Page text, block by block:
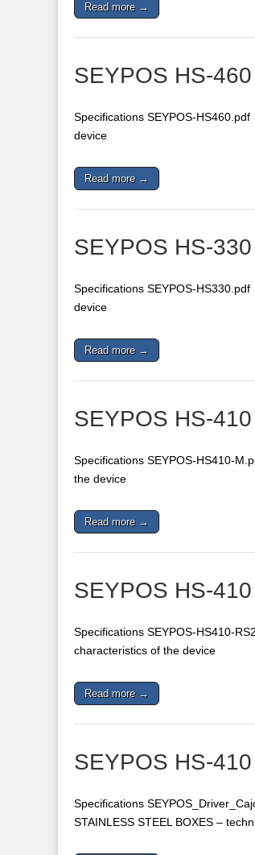
Read more →
SEYPOS HS-
Specifications SEYPOS-
device
Read more →
SEYPOS HS-
Specifications SEYPOS-
device
Read more →
SEYPOS HS-
Specifications SEYPOS-HS410-
the device
Read more →
SEYPOS HS-
Specifications SEYPOS-HS410-
characteristics of the device
Read more →
SEYPOS HS-
Specifications
STAINLESS STEEL BOXES –